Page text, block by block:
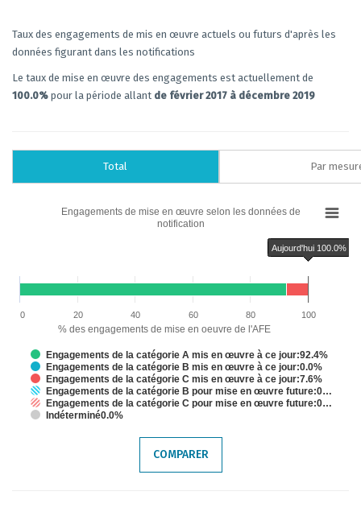
Taux des engagements de mis en œuvre actuels ou futurs d'après les
données figurant dans les notifications
Le taux de mise en œuvre des engagements est actuellement de
100.0% pour la période allant de février 2017 à décembre 2019
Total Par
Engagements de mise en œuvre selon les données de notification
The chart has 1 Y axis displaying % des engagements de mise en oeuvre
% des engagements de mise en oeuvre de l'AFE
Engagements de mise en œuvre selon les données de
notification
Aujourd'hui 100.0%
Engagements de la catégorie A mis en œuvre à ce jour:92.4%
Engagements de la catégorie B mis en œuvre à ce jour:0.0%
Engagements de la catégorie C mis en œuvre à ce jour:7.6%
Engagements de la catégorie B pour mise en œuvre future:0…
Engagements de la catégorie C pour mise en œuvre future:0…
Indéterminé0.0%
0 20 40 60 80 100
COMPARER